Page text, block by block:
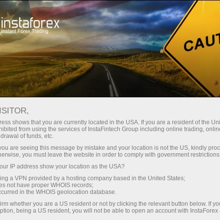
Про компанію
Новини ІнстаФорекс
Хочете знати про всі актуальні події, конкурси та
зміни торгового розкладу ІнстаФорекс? Тоді
ласкаво просимо на сторінку новин, де
публікуються матеріали про найважливіше,
корисне і цікаве!
shows that you are currently located in the USA. If you are a resident of the
from using the services of InstaFintech Group including online trading,
of funds, etc.
are seeing this message by mistake and your location is not the US, kindly
you must leave the website in order to comply with government
IP address show your location as the USA?
a VPN provided by a hosting company based in the United States;
not have proper WHOIS records;
in the WHOIS geolocation database.
whether you are a US resident or not by clicking the relevant button below. If
being a US resident, you will not be able to open an account with InstaForex